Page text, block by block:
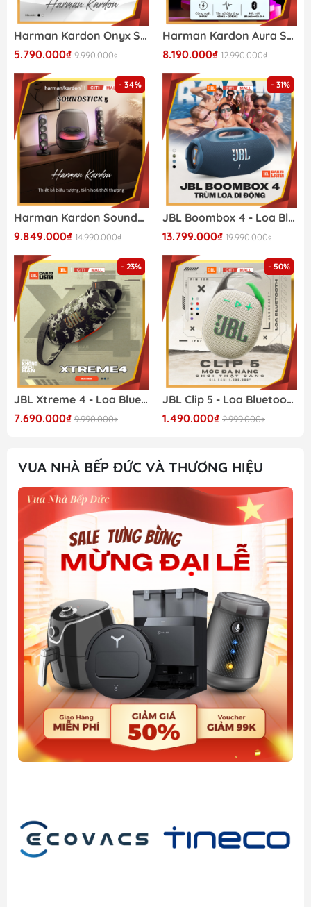
Harman Kardon Onyx Studio 9 - Loa Bluetooth Cao Cấp 2026
5.790.000₫ 9.990.000₫
Harman Kardon Aura Studio 5 - Loa Bluetooth Cao Cấp 2026
8.190.000₫ 12.990.000₫
- 34%
Harman Kardon SoundSticks 5 - Loa Bluetooth Cao Cấp 2026
9.849.000₫ 14.990.000₫
- 31%
JBL Boombox 4 - Loa Bluetooth Cao Cấp 2026
13.799.000₫ 19.990.000₫
- 23%
JBL Xtreme 4 - Loa Bluetooth Cao Cấp 2026
7.690.000₫ 9.990.000₫
- 50%
JBL Clip 5 - Loa Bluetooth Mini Cao Cấp 2026
1.490.000₫ 2.999.000₫
VUA NHÀ BẾP ĐỨC VÀ THƯƠNG HIỆU